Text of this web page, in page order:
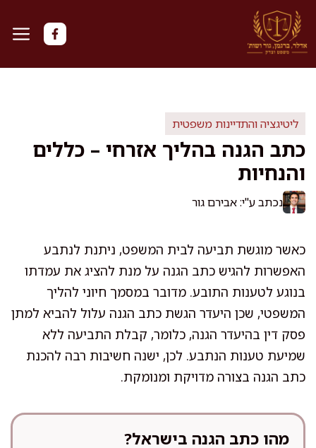
לדלג
לתוכן
ליטיגציה והתדיינות משפטית
כתב הגנה בהליך אזרחי – כללים
והנחיות
נכתב ע"י: אבירם גור
כאשר מוגשת תביעה לבית המשפט, ניתנת לנתבע
האפשרות להגיש כתב הגנה על מנת להציג את עמדתו
בנוגע לטענות התובע. מדובר במסמך חיוני להליך
המשפטי, שכן היעדר הגשת כתב הגנה עלול להביא למתן
פסק דין בהיעדר הגנה, כלומר, קבלת התביעה ללא
שמיעת טענות הנתבע. לכן, ישנה חשיבות רבה להכנת
כתב הגנה בצורה מדויקת ומנומקת.
מהו כתב הגנה בישראל?